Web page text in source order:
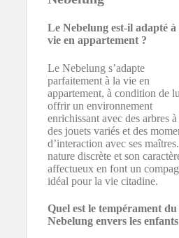
Le Nebelung est-il adapté à
vie en appartement ?
Le Nebelung s’adapte
parfaitement à la vie en
appartement, à condition de
offrir un environnement
enrichissant avec des arbres à
des jouets variés et des
d’interaction avec ses
nature discrète et son
affectueux en font un
idéal pour la vie citadine.
Quel est le tempérament du
Nebelung envers les